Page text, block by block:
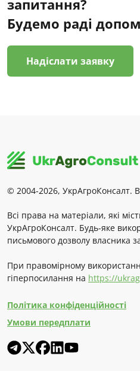
запитання?
Будемо раді
Надіслати заявку
© 2004-2026, УкрАгроКонсалт.
Всі права на матеріали, які
УкрАгроКонсалт. Будь-яке
письмового дозволу власника
При правомірному
гіперпосилання на https://
Політика конфіденційності
Умови передплати